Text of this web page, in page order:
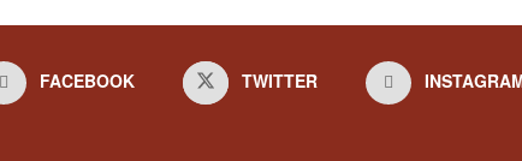
FACEBOOK TWITTER